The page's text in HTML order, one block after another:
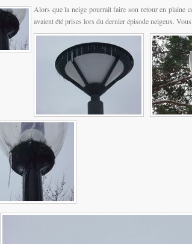
Alors que la neige pourrait faire son retour en plaine
avaient été prises lors du dernier épisode neigeux.